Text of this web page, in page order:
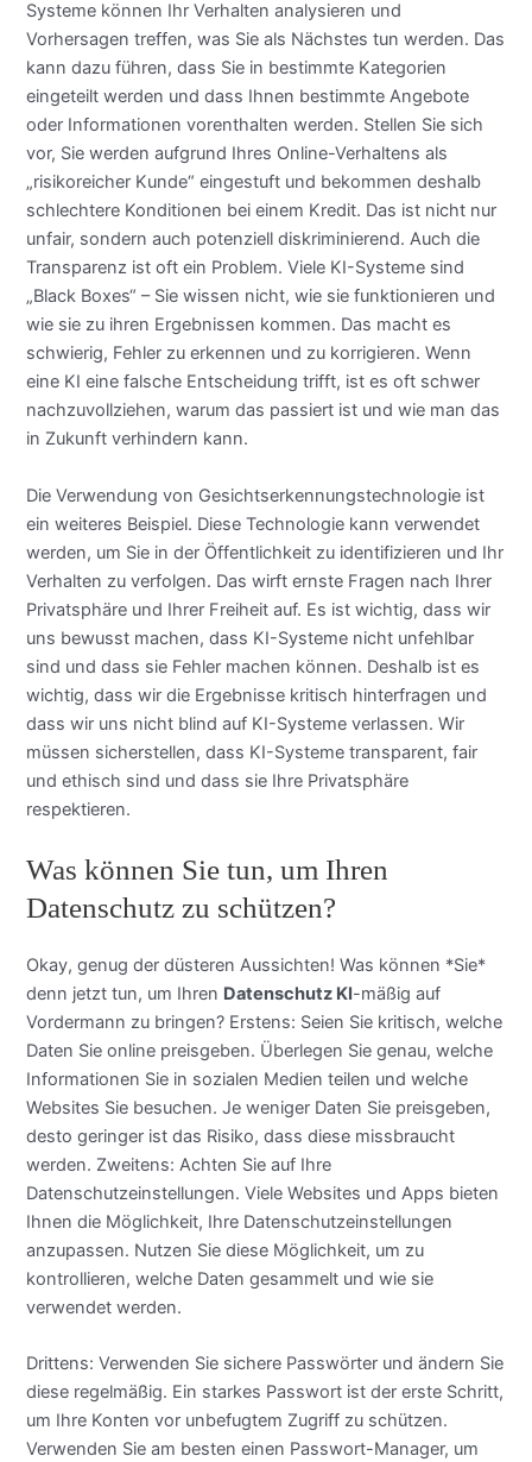
Systeme können Ihr Verhalten analysieren und
Vorhersagen treffen, was Sie als Nächstes tun werden. Das
kann dazu führen, dass Sie in bestimmte Kategorien
eingeteilt werden und dass Ihnen bestimmte Angebote
oder Informationen vorenthalten werden. Stellen Sie sich
vor, Sie werden aufgrund Ihres Online-Verhaltens als
„risikoreicher Kunde“ eingestuft und bekommen deshalb
schlechtere Konditionen bei einem Kredit. Das ist nicht nur
unfair, sondern auch potenziell diskriminierend. Auch die
Transparenz ist oft ein Problem. Viele KI-Systeme sind
„Black Boxes“ – Sie wissen nicht, wie sie funktionieren und
wie sie zu ihren Ergebnissen kommen. Das macht es
schwierig, Fehler zu erkennen und zu korrigieren. Wenn
eine KI eine falsche Entscheidung trifft, ist es oft schwer
nachzuvollziehen, warum das passiert ist und wie man das
in Zukunft verhindern kann.
Die Verwendung von Gesichtserkennungstechnologie ist
ein weiteres Beispiel. Diese Technologie kann verwendet
werden, um Sie in der Öffentlichkeit zu identifizieren und Ihr
Verhalten zu verfolgen. Das wirft ernste Fragen nach Ihrer
Privatsphäre und Ihrer Freiheit auf. Es ist wichtig, dass wir
uns bewusst machen, dass KI-Systeme nicht unfehlbar
sind und dass sie Fehler machen können. Deshalb ist es
wichtig, dass wir die Ergebnisse kritisch hinterfragen und
dass wir uns nicht blind auf KI-Systeme verlassen. Wir
müssen sicherstellen, dass KI-Systeme transparent, fair
und ethisch sind und dass sie Ihre Privatsphäre
respektieren.
Was können Sie tun, um Ihren
Datenschutz zu schützen?
Okay, genug der düsteren Aussichten! Was können *Sie*
denn jetzt tun, um Ihren Datenschutz KI-mäßig auf
Vordermann zu bringen? Erstens: Seien Sie kritisch, welche
Daten Sie online preisgeben. Überlegen Sie genau, welche
Informationen Sie in sozialen Medien teilen und welche
Websites Sie besuchen. Je weniger Daten Sie preisgeben,
desto geringer ist das Risiko, dass diese missbraucht
werden. Zweitens: Achten Sie auf Ihre
Datenschutzeinstellungen. Viele Websites und Apps bieten
Ihnen die Möglichkeit, Ihre Datenschutzeinstellungen
anzupassen. Nutzen Sie diese Möglichkeit, um zu
kontrollieren, welche Daten gesammelt und wie sie
verwendet werden.
Drittens: Verwenden Sie sichere Passwörter und ändern Sie
diese regelmäßig. Ein starkes Passwort ist der erste Schritt,
um Ihre Konten vor unbefugtem Zugriff zu schützen.
Verwenden Sie am besten einen Passwort-Manager, um